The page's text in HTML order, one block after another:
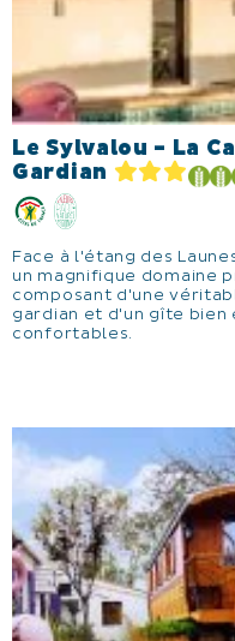
Le Sylvalou - La
Gardian
Face à l'étang des
un magnifique domaine
composant d'une
gardian et d'un gîte bien
confortables.